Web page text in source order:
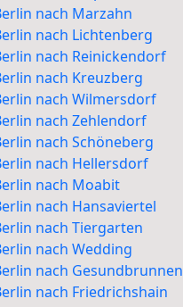
nach Marzahn
nach Lichtenberg
nach Reinickendorf
nach Kreuzberg
nach Wilmersdorf
nach Zehlendorf
nach Schöneberg
nach Hellersdorf
nach Moabit
nach Hansaviertel
nach Tiergarten
nach Wedding
nach Gesundbrunnen
nach Friedrichshain